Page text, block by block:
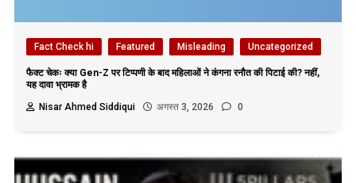
Fact Check hi Featured Misleading Uncategorized
फैक्ट चेकः क्या Gen-Z पर टिप्पणी के बाद महिलाओं ने कंगना रनौत की पिटाई की? नहीं,
यह दावा भ्रामक है
Nisar Ahmed Siddiqui
अगस्त 3, 2026 0